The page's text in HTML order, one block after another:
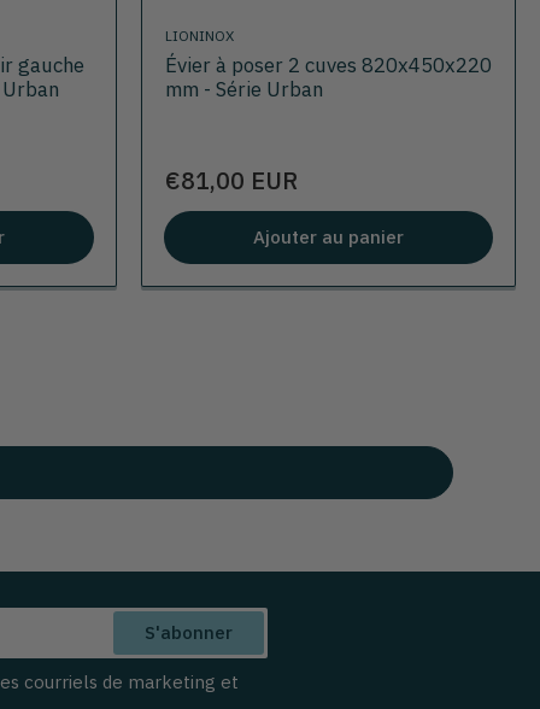
gauche
LIONINOX
Évier à poser 2 cuves 820x450x220
mm - Série Urban
Prix
€81,00 EUR
Ajouter au panier
S'abonner
courriels de marketing et